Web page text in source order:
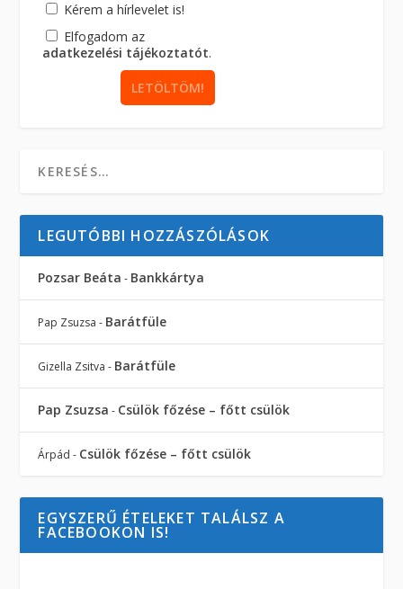
Kérem a hírlevelet is!
Elfogadom az
adatkezelési tájékoztatót.
LEGUTÓBBI HOZZÁSZÓLÁSOK
Pozsar Beáta - Bankkártya
Pap Zsuzsa - Barátfüle
Gizella Zsitva - Barátfüle
Pap Zsuzsa - Csülök főzése – főtt csülök
Árpád - Csülök főzése – főtt csülök
EGYSZERŰ ÉTELEKET TALÁLSZ A
FACEBOOKON IS!